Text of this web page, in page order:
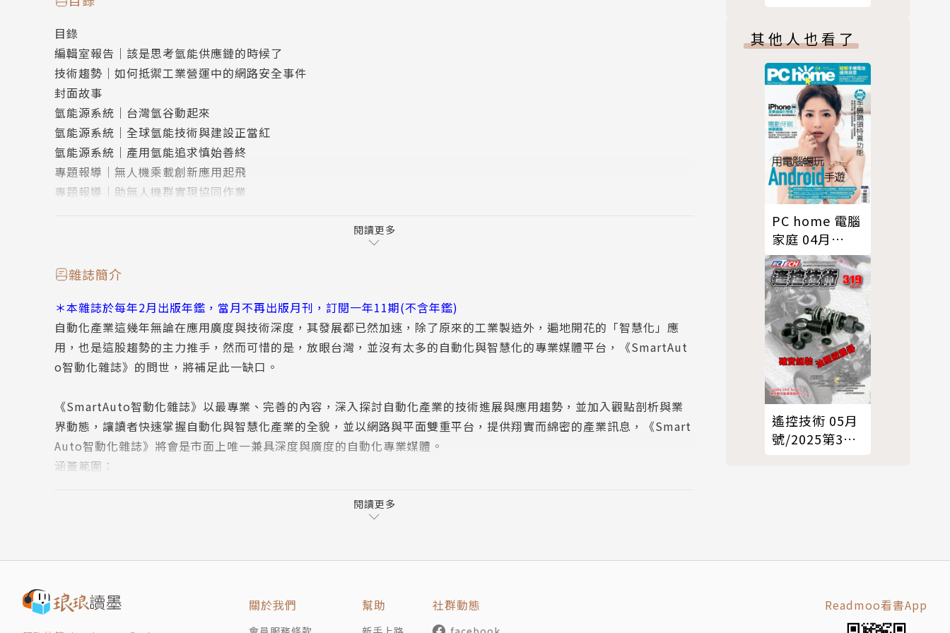
它又該如何應用？
本期將解析氫能源系統的市場，及其架構與導入。
目錄
編輯室報告｜該是思考氫能供應鏈的時候了
技術趨勢｜如何抵禦工業營運中的網路安全事件
封面故事
氫能源系統｜台灣氫谷動起來
氫能源系統｜全球氫能技術與建設正當紅
氫能源系統｜產用氫能追求慎始善終
專題報導｜無人機乘載創新應用起飛
專題報導｜助無人機群實現協同作業
新聞短波
技術特輯｜利用邊緣運算節約能源和提升永續性
技術特輯｜為新一代永續應用設計馬達編碼器
技術特輯｜工業應用的感應馬達位置感測
技術特輯｜以「熄燈製造」心法實現全面自動化生產
閱讀更多
雜誌簡介
＊本雜誌於每年2月出版年鑑，當月不再出版月刊，訂閱一年11期(不含年鑑)
自動化產業這幾年無論在應用廣度與技術深度，其發展都已然加速，除了原來的工業製造外，遍地開花的「智慧化」應
用，也是這股趨勢的主力推手，然而可惜的是，放眼台灣，並沒有太多的自動化與智慧化的專業媒體平台，《SmartAut
o智動化雜誌》的問世，將補足此一缺口。
《SmartAuto智動化雜誌》以最專業、完善的內容，深入探討自動化產業的技術進展與應用趨勢，並加入觀點剖析與業
界動態，讓讀者快速掌握自動化與智慧化產業的全貌，並以網路與平面雙重平台，提供翔實而綿密的產業訊息，《Smart
Auto智動化雜誌》將會是市面上唯一兼具深度與廣度的自動化專業媒體。
涵蓋範圍：
A、HMI、運動控制、自動化整合技術、UPS、數位安全監控、量測自動化、嵌入式系統、物聯網、智慧城市、智慧建
築、智慧醫療、智慧交通、智慧農業、POS、數位看板、環境監控等。
閱讀更多
其他人也看了
PC home 電腦
家庭 04月
號/2022 第315
期
遙控技術 05月
號/2025第319
關於我們 幫助 社群動態 Readmoo看書App